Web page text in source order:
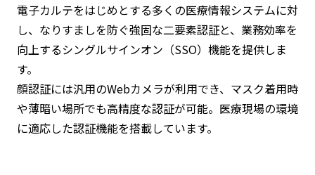
電子カルテをはじめとする多くの医療情報システムに対
し、なりすましを防ぐ強固な二要素認証と、業務効率を
向上するシングルサインオン（SSO）機能を提供しま
す。
顔認証には汎用のWebカメラが利用でき、マスク着用時
や薄暗い場所でも高精度な認証が可能。医療現場の環境
に適応した認証機能を搭載しています。